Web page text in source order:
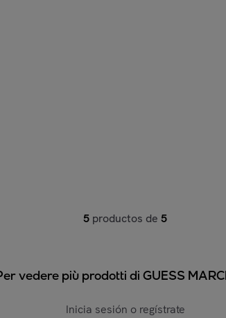
5 productos de 5
vedere più prodotti di GUESS
Inicia sesión o regístrate